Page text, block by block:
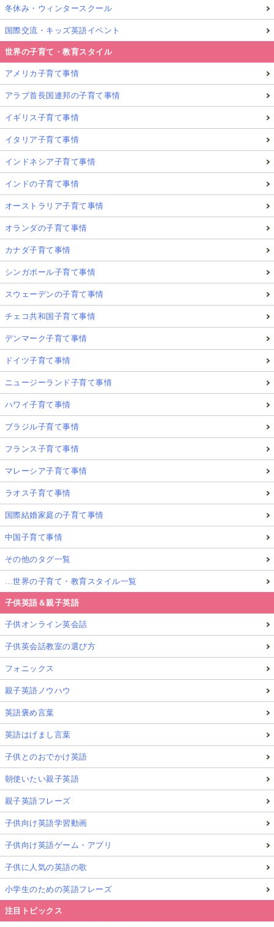
冬休み・ウィンタースクール
国際交流・キッズ英語イベント
世界の子育て・教育スタイル
アメリカ子育て事情
アラブ首長国連邦の子育て事情
イギリス子育て事情
イタリア子育て事情
インドネシア子育て事情
インドの子育て事情
オーストラリア子育て事情
オランダの子育て事情
カナダ子育て事情
シンガポール子育て事情
スウェーデンの子育て事情
チェコ共和国子育て事情
デンマーク子育て事情
ドイツ子育て事情
ニュージーランド子育て事情
ハワイ子育て事情
ブラジル子育て事情
フランス子育て事情
マレーシア子育て事情
ラオス子育て事情
国際結婚家庭の子育て事情
中国子育て事情
その他のタグ一覧
…世界の子育て・教育スタイル一覧
子供英語＆親子英語
子供オンライン英会話
子供英会話教室の選び方
フォニックス
親子英語ノウハウ
英語褒め言葉
英語はげまし言葉
子供とのおでかけ英語
朝使いたい親子英語
親子英語フレーズ
子供向け英語学習動画
子供向け英語ゲーム・アプリ
子供に人気の英語の歌
小学生のための英語フレーズ
注目トピックス